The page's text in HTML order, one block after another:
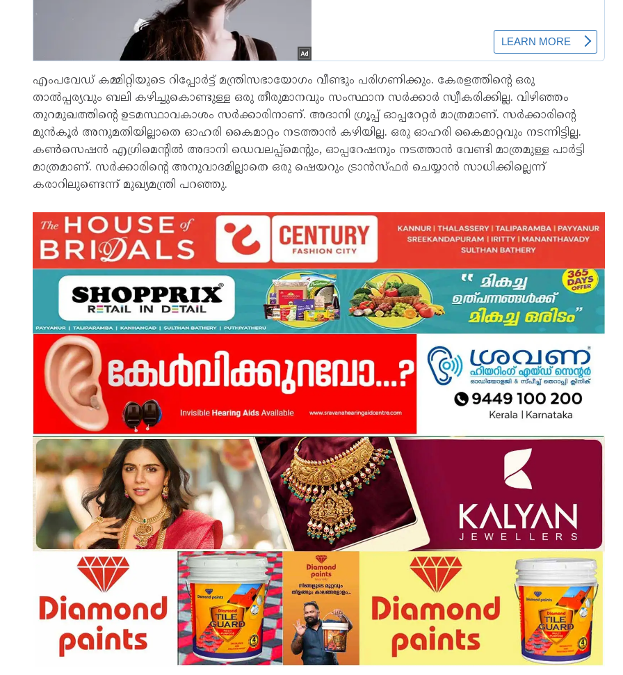
എംപവേഡ് കമ്മിറ്റിയുടെ റിപ്പോര്‍ട്ട് മന്ത്രിസഭായോഗം വീണ്ടും പരിഗണിക്കും. കേരളത്തിന്റെ ഒരു
താല്‍പ്പര്യവും ബലി കഴിച്ചുകൊണ്ടുള്ള ഒരു തീരുമാനവും സംസ്ഥാന സര്‍ക്കാര്‍ സ്വീകരിക്കില്ല. വിഴിഞ്ഞം
തുറമുഖത്തിന്റെ ഉടമസ്ഥാവകാശം സര്‍ക്കാരിനാണ്. അദാനി ഗ്രൂപ്പ് ഓപ്പറേറ്റര്‍ മാത്രമാണ്. സര്‍ക്കാരിന്റെ
മുന്‍കൂര്‍ അനുമതിയില്ലാതെ ഓഹരി കൈമാറ്റം നടത്താന്‍ കഴിയില്ല. ഒരു ഓഹരി കൈമാറ്റവും നടന്നിട്ടില്ല.
കണ്‍സെഷന്‍ എഗ്രിമെന്റില്‍ അദാനി ഡെവലപ്പ്‌മെന്റും, ഓപ്പറേഷനും നടത്താന്‍ വേണ്ടി മാത്രമുള്ള പാര്‍ട്ടി
മാത്രമാണ്. സര്‍ക്കാരിന്റെ അനുവാദമില്ലാതെ ഒരു ഷെയറും ട്രാന്‍സ്ഫര്‍ ചെയ്യാന്‍ സാധിക്കില്ലെന്ന്
കരാറിലുണ്ടെന്ന് മുഖ്യമന്ത്രി പറഞ്ഞു.